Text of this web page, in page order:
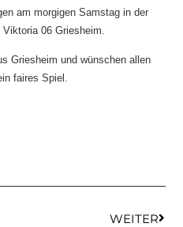
am morgigen Samstag in der
06 Griesheim.
Griesheim und wünschen allen
faires Spiel.
WEITER